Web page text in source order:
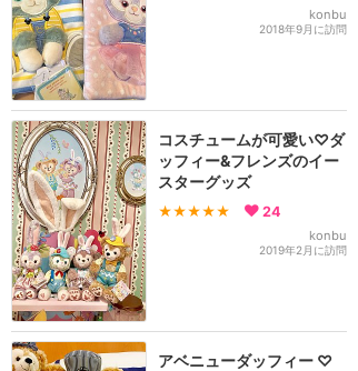
konbu
2018年9月に訪問
コスチュームが可愛い♡ダ
ッフィー&フレンズのイー
スターグッズ
★★★★★ 24
konbu
2019年2月に訪問
アベニューダッフィー ♡